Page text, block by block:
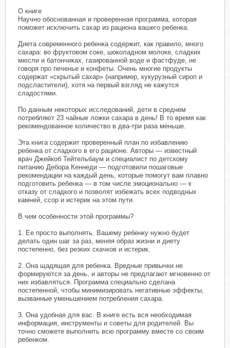
О книге
Научно обоснованная и проверенная программа, которая
поможет исключить сахар из рациона вашего ребенка.
Диета современного ребенка содержит, как правило, много
сахара: во фруктовом соке, шоколадном молоке, сладких
мюсли и батончиках, газированной воде и фастфуде, не
говоря про печенье и конфеты. Очень многие продукты
содержат «скрытый сахар» (например, кукурузный сироп и
подслаcтители), хотя на первый взгляд не кажутся
сладостями.
По данным некоторых исследований, дети в среднем
потребляют 23 чайные ложки сахара в день! В то время как
рекомендованное количество в два-три раза меньше.
Эта книга содержит проверенный план по избавлению
ребенка от сладкого в его рационе. Авторы — известный
врач Джейкоб Тейтельбаум и специалист по детскому
питанию Дебора Кеннеди — подготовили пошаговые
рекомендации на каждый день, которые помогут вам плавно
подготовить ребенка — в том числе эмоционально — к
отказу от сладкого и позволят избежать всех подводных
камней, ссор и истерик на этом пути.
В чем особенности этой программы?
1. Ее просто выполнять. Вашему ребенку нужно будет
делать один шаг за раз, меняя образ жизни и диету
постепенно, без резких скачков и истерик.
2. Она щадящая для ребенка. Вредные привычки не
формируются за день, и авторы не предлагают мгновенно от
них избавляться. Программа специально сделана
постепенной, чтобы минимизировать негативные эффекты,
вызванные уменьшением потребления сахара.
3. Она удобная для вас. В книге есть вся необходимая
информация, инструменты и советы для родителей. Вы
точно сможете выполнить всю программу вместе со своим
ребенком.